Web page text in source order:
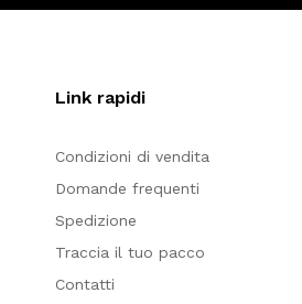
Link rapidi
Condizioni di vendita
Domande frequenti
Spedizione
Traccia il tuo pacco
Contatti